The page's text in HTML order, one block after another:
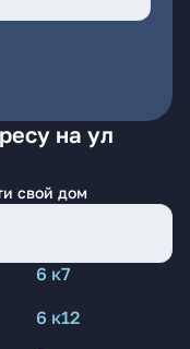
на ул
свой дом
6 к7
6 к12